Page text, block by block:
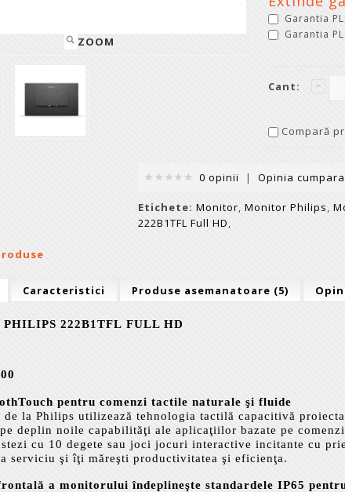
ZOOM
Garantia
Garantia
Cant:
Compară
0 opinii | Opinia
Etichete: Monitor, Monitor Philips,
222B1TFL Full HD,
Caracteristici Produse asemanatoare (5)
PHILIPS 222B1TFL FULL HD
pentru comenzi tactile naturale şi fluide
de la Philips utilizează tehnologia tactilă capacitivă
deplin noile capabilităţi ale aplicaţiilor bazate pe
cu 10 degete sau joci jocuri interactive incitante cu
serviciu şi îţi măreşti productivitatea şi eficienţa.
a monitorului îndeplineşte standardele IP65